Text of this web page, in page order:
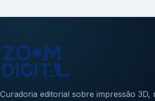
Curadoria editorial sobre impressão 3D,